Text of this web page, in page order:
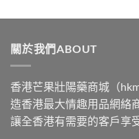
關於我們ABOUT
香港芒果壯陽藥商城（
造香港最大情趣用品網絡
讓全香港有需要的客戶享